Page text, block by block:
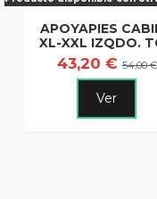
APOYAPIES
XL-XXL IZQDO.
43,20 €54,00 €
Ver